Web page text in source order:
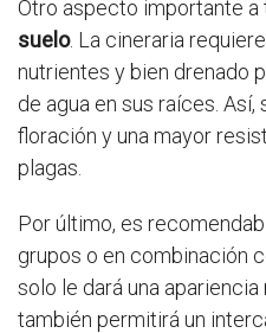
Otro aspecto importante a
suelo. La cineraria
nutrientes y bien drenado
de agua en sus raíces.
floración y una mayor
plagas.
Por último, es
grupos o en combinación
solo le dará una
también permitirá un